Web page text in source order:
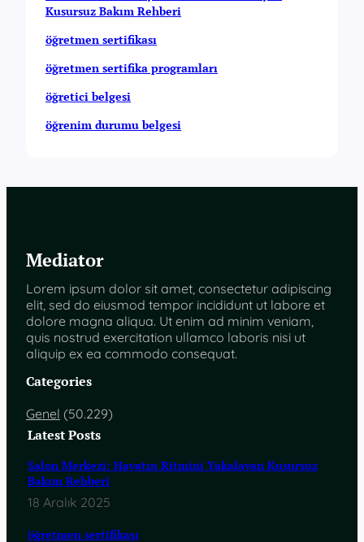
Kusursuz Bakım Rehberi
öğretmen sertifikası
öğretmen sertifika programları
öğretici belgesi
öğrenim durumu belgesi
Mediator
Lorem ipsum dolor sit amet, consectetur adipiscing
elit, sed do eiusmod tempor incididunt ut labore et
dolore magna aliqua. Ut enim ad minim veniam,
quis nostrud exercitation ullamco laboris nisi ut
aliquip ex ea commodo consequat.
Categories
Genel (50.229)
Latest Posts
Salon Merkezi: Hayatın Ritmini Yakalayan Kusursuz
Bakım Rehberi
18 Aralık 2025
öğretmen sertifikası